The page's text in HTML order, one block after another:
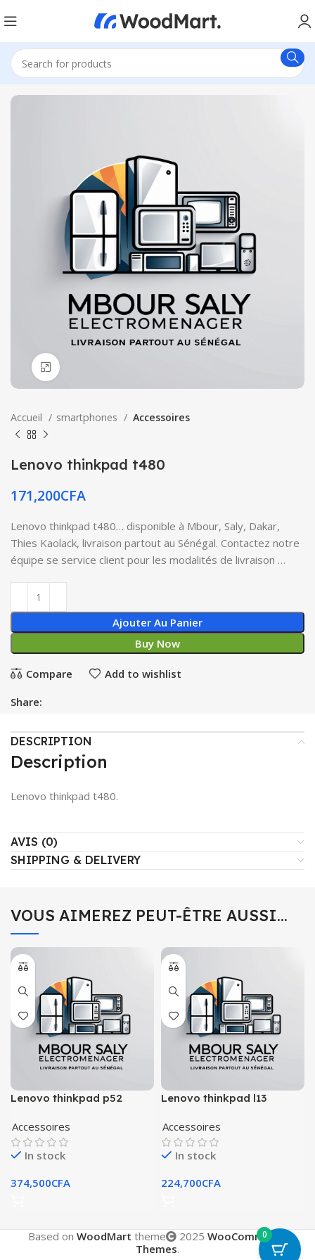
Accueil smartphones Accessoires
Lenovo thinkpad t480
171,200CFA
Lenovo thinkpad t480… disponible à Mbour, Saly, Dakar,
Thies Kaolack, livraison partout au Sénégal. Contactez notre
équipe se service client pour les modalités de livraison …
Ajouter Au Panier
Buy Now
Compare Add to wishlist
Share:
DESCRIPTION
Description
Lenovo thinkpad t480.
AVIS (0)
SHIPPING & DELIVERY
VOUS AIMEREZ PEUT-ÊTRE AUSSI…
Lenovo thinkpad p52
Accessoires
In stock
374,500CFA
Lenovo thinkpad l13
Accessoires
In stock
224,700CFA
Based on WoodMart theme 2025 WooCommerce
Themes.
0